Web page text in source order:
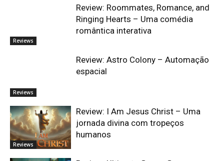
Reviews
Review: Roommates, Romance, and
Ringing Hearts – Uma comédia
romântica interativa
Reviews
Review: Astro Colony – Automação
espacial
Reviews
Review: I Am Jesus Christ – Uma
jornada divina com tropeços
humanos